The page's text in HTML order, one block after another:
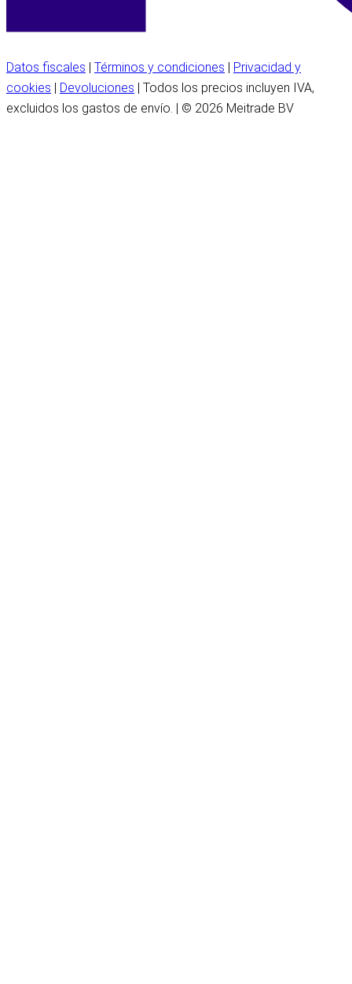
Datos fiscales Términos y condiciones
Privacidad y
cookies
Devoluciones | Todos los precios incluyen IVA,
excluidos los gastos de envío. | © 2026 Meitrade BV